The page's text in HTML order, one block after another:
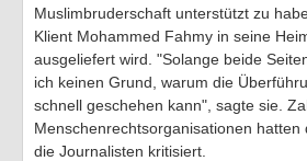
Muslimbruderschaft unterstützt zu
Klient Mohammed Fahmy in seine
ausgeliefert wird. "Solange beide
ich keinen Grund, warum die
schnell geschehen kann", sagte sie.
Menschenrechtsorganisationen hatten
die Journalisten kritisiert.